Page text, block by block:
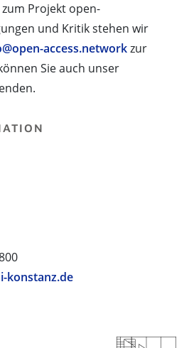
Projekt open-
und Kritik stehen wir
access.networkzur
Sie auch unser
konstanz.de